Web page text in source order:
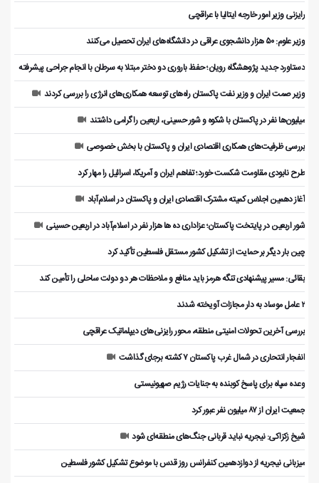
رایزنی وزیر امور خارجه ایتالیا با عراقچی
وزیر علوم: ۵۰ هزار دانشجوی عراقی در دانشگاه‌های ایران تحصیل می‌کنند
دستاورد جدید پژوهشگاه رویان؛ حفظ باروری دو دختر مبتلا به سرطان با انجام جراحی پیشرفته
وزیر صمت ایران و وزیر نفت پاکستان راه‌های توسعه همکاری‌های انرژی را بررسی کردند
میلیون‌ها نفر در پاکستان با شکوه و شور حسینی، اربعین را گرامی داشتند
بررسی ظرفیت‌های همکاری اقتصادی ایران و پاکستان با بخش خصوصی
طرح نابودی مقاومت شکست خورد؛ تفاهم ایران و آمریکا، اسرائیل را مهار کرد
آغاز دهمین اجلاس کمیته مشترک اقتصادی ایران و پاکستان در اسلام‌آباد
شور اربعین در پایتخت پاکستان؛ عزاداری ده ها هزار نفر در اسلام‌آباد در اربعین حسینی
چین بار دیگر بر حمایت از تشکیل کشور مستقل فلسطین تأکید کرد
بقائی: مسیر پیشنهادی تنگه هرمز باید منافع و ملاحظات هر دو دولت ساحلی را تأمین کند
۲ عامل موساد به دار مجازات آویخته شدند
بررسی آخرین تحولات امنیتی منطقه، محور رایزنی‌های دیپلماتیک عراقچی
انفجار انتحاری در شمال غرب پاکستان ۷ کشته برجای گذاشت
وعده سپاه برای پاسخ کوبنده به جنایات رژیم صهیونیستی
جمعیت ایران از ۸۷ میلیون نفر عبور کرد
شیخ زکزاکی: نیجریه نباید قربانی جنگ‌های منطقه‌ای شود
میزبانی نیجریه از دوازدهمین کنفرانس روز قدس با موضوع تشکیل کشور فلسطین